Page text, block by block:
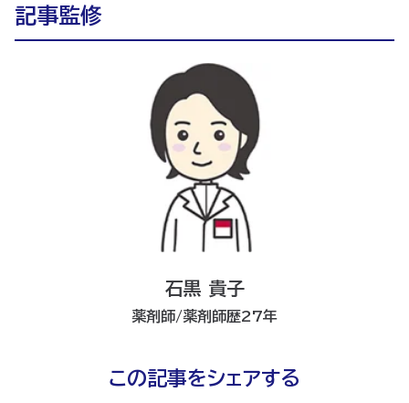
記事監修
石黒 貴子
薬剤師/薬剤師歴27年
この記事をシェアする